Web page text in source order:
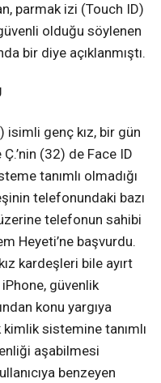
parmak izi (Touch ID)
olduğu söylenen
bir diye açıklanmıştı.
isimli genç kız, bir gün
(32) de Face ID
tanımlı olmadığı
telefonundaki bazı
telefonun sahibi
Heyeti’ne başvurdu.
kardeşleri bile ayırt
güvenlik
konu yargıya
sistemine tanımlı
aşabilmesi
benzeyen